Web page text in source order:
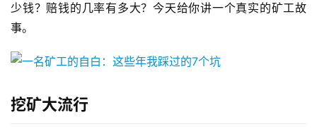
少钱？赔钱的几率有多大？今天给你讲一个真实的矿工故
事。
挖矿大流行